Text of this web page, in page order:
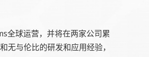
全球运营，并将在两家公司累
与伦比的研发和应用经验，